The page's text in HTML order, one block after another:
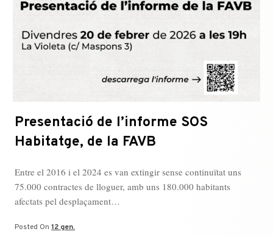
Presentació de l’informe SOS
Habitatge, de la FAVB
Entre el 2016 i el 2024 es van extingir sense continuïtat uns
75.000 contractes de lloguer, amb uns 180.000 habitants
afectats pel desplaçament…
Posted On 12 gen.